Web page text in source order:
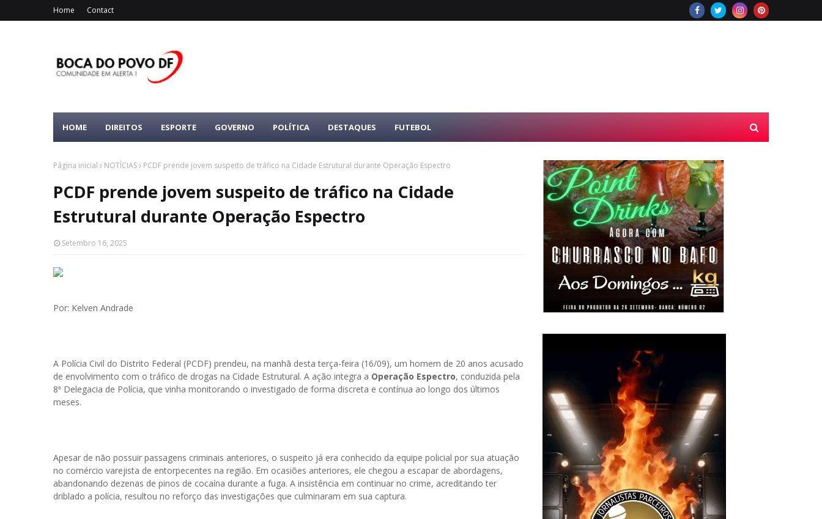
Home Contact
HOME DIREITOS ESPORTE GOVERNO POLÍTICA DESTAQUES FUTEBOL
Página inicial NOTÍCIAS PCDF prende jovem suspeito de tráfico na Cidade Estrutural durante Operação Espectro
PCDF prende jovem suspeito de tráfico na Cidade
Estrutural durante Operação Espectro
Setembro 16, 2025
Por: Kelven Andrade
A Polícia Civil do Distrito Federal (PCDF) prendeu, na manhã desta terça-feira (16/09), um homem de 20 anos acusado
de envolvimento com o tráfico de drogas na Cidade Estrutural. A ação integra a Operação Espectro, conduzida pela
8ª Delegacia de Polícia, que vinha monitorando o investigado de forma discreta e contínua ao longo dos últimos
meses.
Apesar de não possuir passagens criminais anteriores, o suspeito já era conhecido da equipe policial por sua atuação
no comércio varejista de entorpecentes na região. Em ocasiões anteriores, ele chegou a escapar de abordagens,
abandonando dezenas de pinos de cocaína durante a fuga. A insistência em continuar no crime, acreditando ter
driblado a polícia, resultou no reforço das investigações que culminaram em sua captura.